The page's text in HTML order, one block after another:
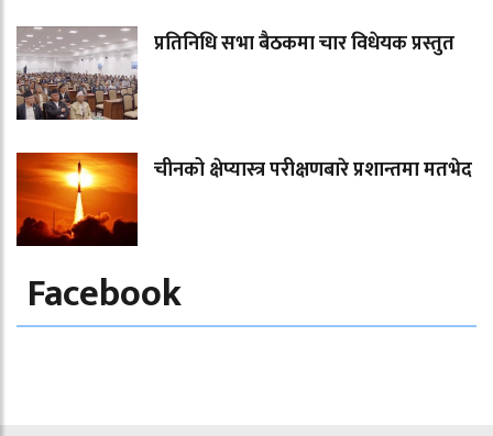
प्रतिनिधि सभा बैठकमा चार विधेयक प्रस्तुत
चीनको क्षेप्यास्त्र परीक्षणबारे प्रशान्तमा मतभेद
Facebook